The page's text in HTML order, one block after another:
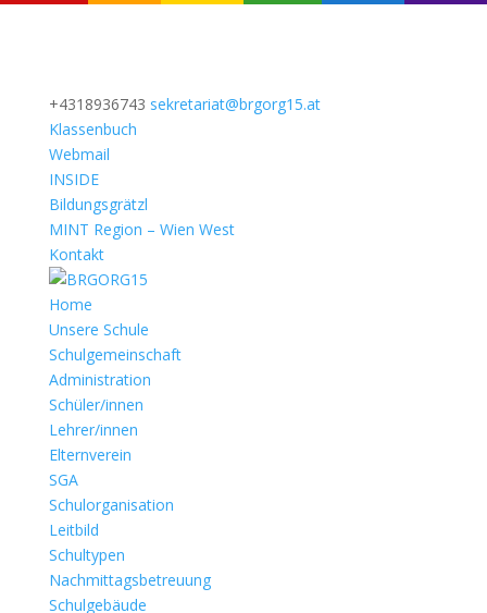
+4318936743 sekretariat@brgorg15.at
Klassenbuch
Webmail
INSIDE
Bildungsgrätzl
MINT Region – Wien West
Kontakt
Home
Unsere Schule
Schulgemeinschaft
Administration
Schüler/innen
Lehrer/innen
Elternverein
SGA
Schulorganisation
Leitbild
Schultypen
Nachmittagsbetreuung
Schulgebäude